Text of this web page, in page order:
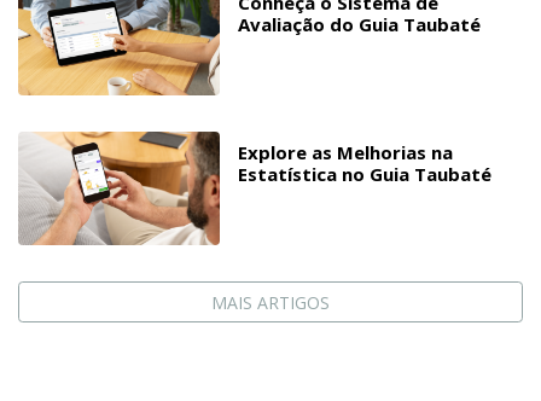
Avaliação do Guia Taubaté
Explore as Melhorias na
Estatística no Guia Taubaté
MAIS ARTIGOS